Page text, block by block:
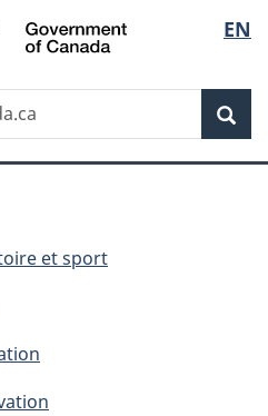
Passer
au
principal
Passer
à
Au
du
Passer
au
de
section
Passer
à
version
simplifiée
de
la
EN
et sport